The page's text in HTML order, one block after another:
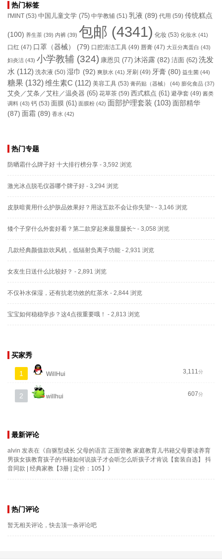
热门标签
I'MINT (53) 中国儿童文学 (75) 中学教辅 (51) 乳液 (89) 代用 (59) 传统糕点
(100) 养生茶 (39) 内裤 (39) 包邮 (4341) 化妆 (53) 化妆水 (41)
口红 (47) 口罩（器械） (79) 口腔清洁工具 (49) 唇膏 (47) 大豆分离蛋白 (43)
妇炎洁 (43) 小学教辅 (324) 康恩贝 (77) 沐浴露 (82) 洁面 (62) 洗发
水 (112) 洗衣液 (50) 湿巾 (92) 爽肤水 (41) 牙刷 (49) 牙膏 (80) 益生菌 (44)
糖果 (132)维生素C (112) 美容工具 (53) 膏药贴（器械） (44) 膨化食品 (37)
艾灸／艾条／艾柱／温灸器 (65) 花草茶 (59) 西式糕点 (61) 避孕套 (49) 酱类
调料 (43) 钙 (53) 面膜 (61) 面膜粉 (42) 面部护理套装 (103) 面部精华
(87) 面霜 (89) 香水 (42)
热门专题
防晒霜什么牌子好 十大排行榜分享 - 3,592 浏览
激光冰点脱毛仪器哪个牌子好 - 3,294 浏览
皮肤暗黄用什么护肤品效果好？用这五款不会让你失望~ - 3,146 浏览
矮个子穿什么外套好看？第二款穿起来最显腿长~ - 3,058 浏览
几款经典颜值款吹风机，低辐射负离子功能 - 2,931 浏览
女友生日送什么比较好？ - 2,891 浏览
不仅补水保湿，还有抗老功效的红茶水 - 2,844 浏览
宝宝如何稳稳学步？这4点很重要哦！ - 2,813 浏览
买家秀
1 WillHui 3,111 分
2 willhui 607分
最新评论
alvin 发表在《自驱型成长 父母的语言 正面管教 家庭教育儿书籍父母要读养育
男孩女孩教育孩子的书籍如何说孩子才会听怎么听孩子才肯说【套装自选】 抖
音同款 | 经典家教【3册 | 定价：105】 》
热门评论
暂无相关评论，快去顶一条评论吧